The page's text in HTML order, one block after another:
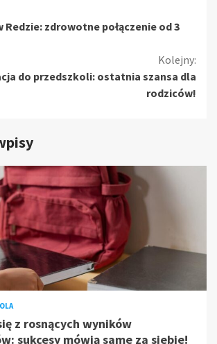
Redzie: zdrowotne połączenie od 3
Kolejny:
do przedszkoli: ostatnia szansa dla
rodziców!
z rosnących wyników
sukcesy mówią same za siebie!